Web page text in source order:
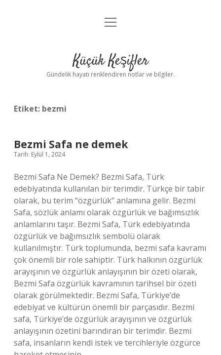
Anasayfa
Yasal Uyarı
menüyü
Küçük Keşifler
Gündelik hayatı renklendiren notlar ve bilgiler.
Etiket: bezmi
Bezmi Safa ne demek
Tarih: Eylül 1, 2024
Bezmi Safa Ne Demek? Bezmi Safa, Türk
edebiyatında kullanılan bir terimdir. Türkçe bir tabir
olarak, bu terim “özgürlük” anlamına gelir. Bezmi
Safa, sözlük anlamı olarak özgürlük ve bağımsızlık
anlamlarını taşır. Bezmi Safa, Türk edebiyatında
özgürlük ve bağımsızlık sembolü olarak
kullanılmıştır. Türk toplumunda, bezmi safa kavramı
çok önemli bir role sahiptir. Türk halkının özgürlük
arayışının ve özgürlük anlayışının bir özeti olarak,
Bezmi Safa özgürlük kavramının tarihsel bir özeti
olarak görülmektedir. Bezmi Safa, Türkiye’de
edebiyat ve kültürün önemli bir parçasıdır. Bezmi
safa, Türkiye’de özgürlük arayışının ve özgürlük
anlayışının özetini barındıran bir terimdir. Bezmi
safa, insanların kendi istek ve tercihleriyle özgürce